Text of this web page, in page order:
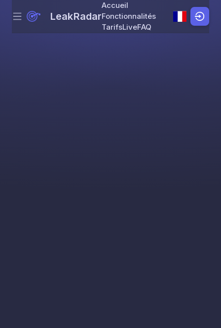
Skip to content
Menu LeakRadar
Accueil
Fonctionnalités
TarifsLiveFAQ